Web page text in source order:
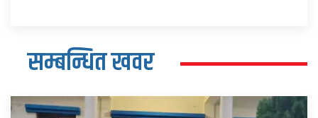
सम्बन्धित खवर